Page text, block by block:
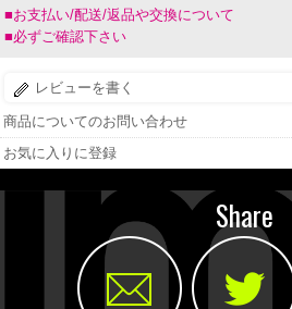
■お支払い/配送/返品や交換について
■必ずご確認下さい
レビューを書く
商品についてのお問い合わせ
お気に入りに登録
Share